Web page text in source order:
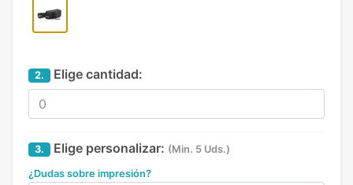
2. Elige cantidad:
3. Elige personalizar: (Min. 5 Uds.)
¿Dudas sobre impresión?